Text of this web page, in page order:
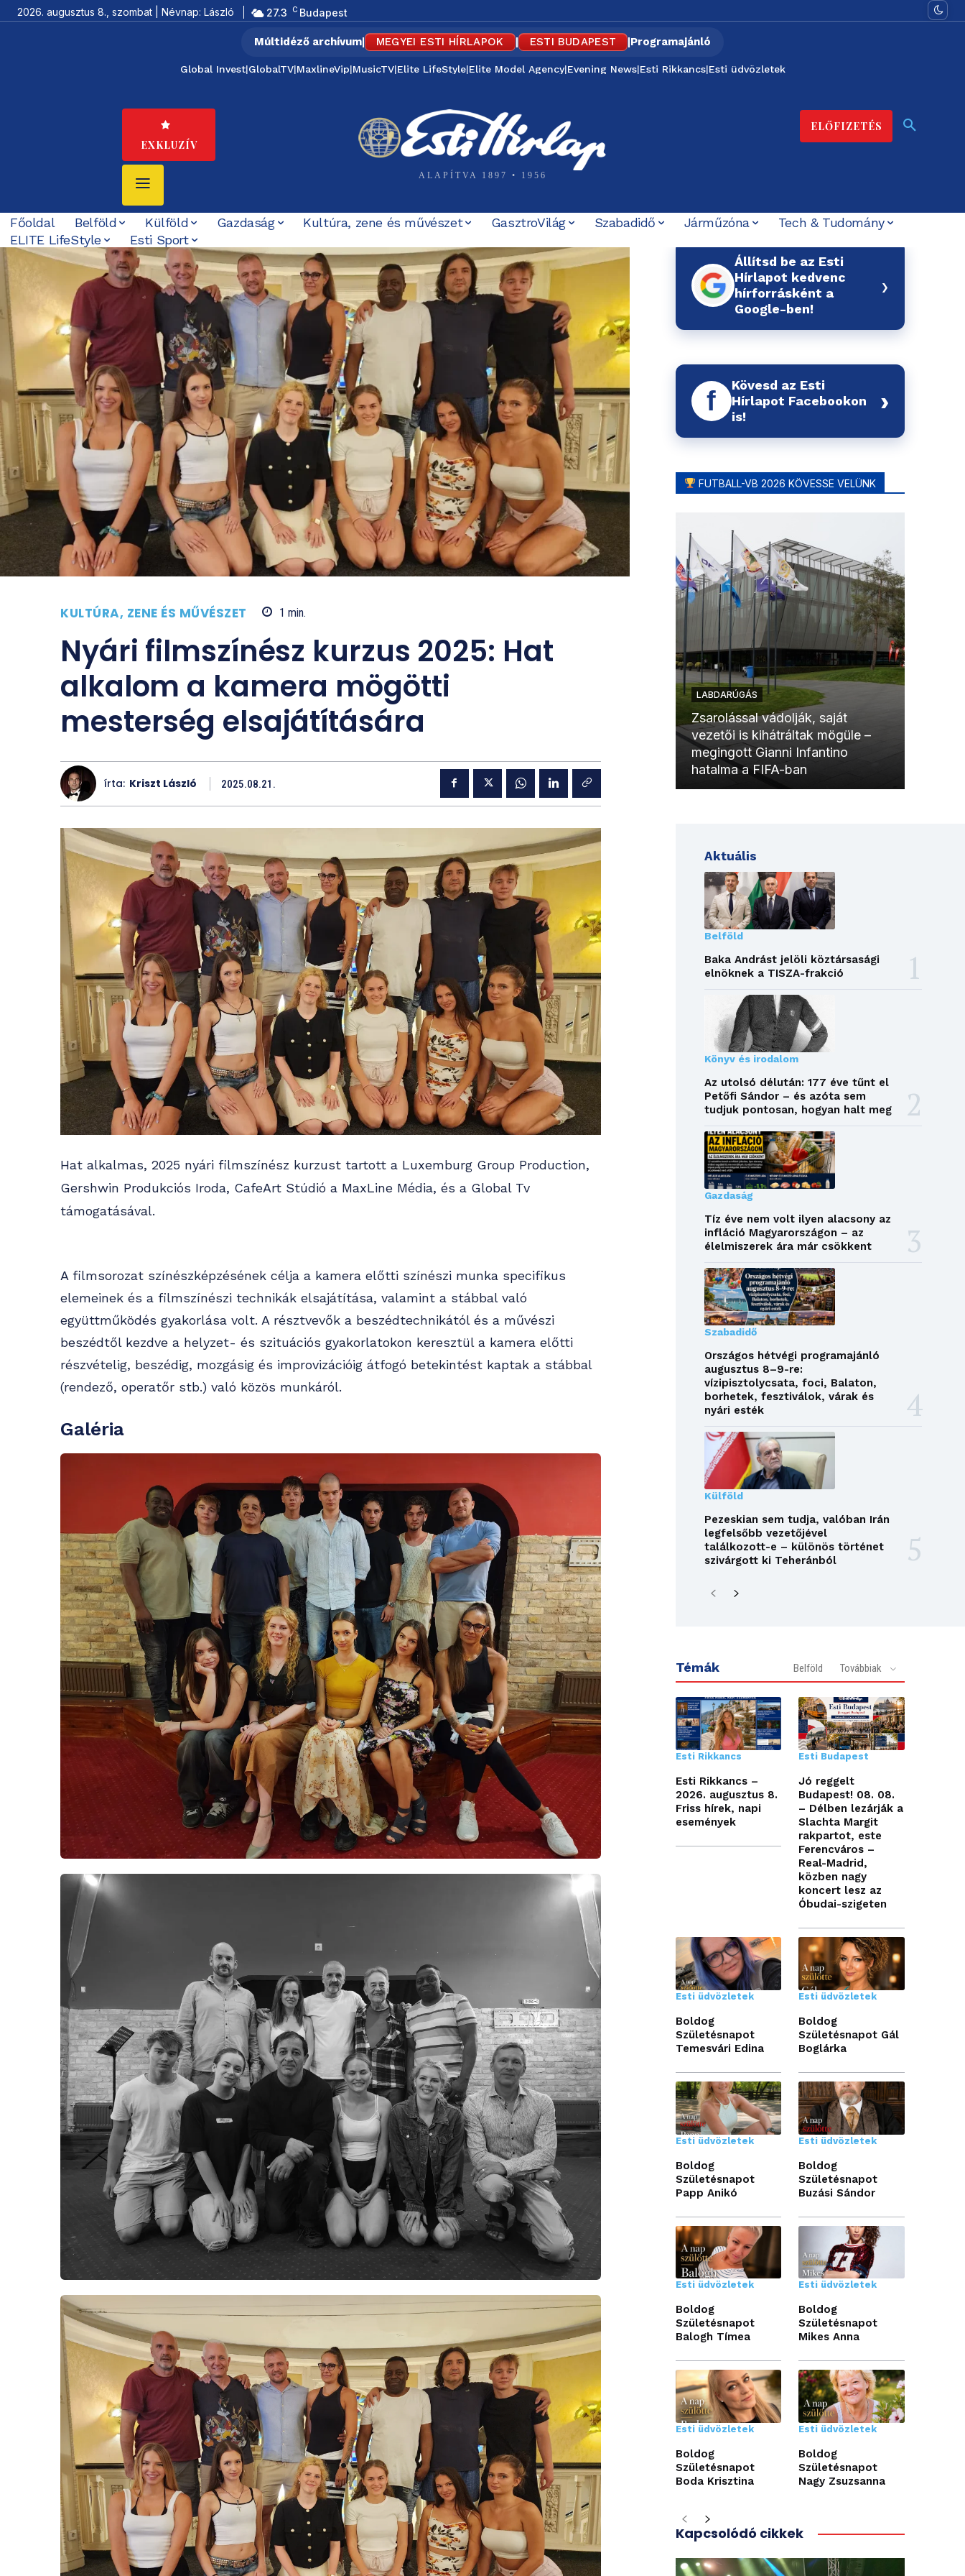
2026. augusztus 8., szombat | Névnap: László 27.3 C Budapest
Múltidéző archívum| MEGYEI ESTI HÍRLAPOK | ESTI BUDAPEST |Programajánló
Global Invest|GlobalTV|MaxlineVip|MusicTV|Elite LifeStyle|Elite Model Agency|Evening News|Esti Rikkancs|Esti üdvözletek
EXKLUZÍV
ALAPÍTVA 1897 • 1956
ELŐFIZETÉS
Főoldal Belföld Külföld Gazdaság Kultúra, zene és művészet GasztroVilág Szabadidő Járműzóna
Tech & Tudomány
ELITE LifeStyle
Esti Sport
KULTÚRA, ZENE ÉS MŰVÉSZET 1 min.
Nyári filmszínész kurzus 2025: Hat
alkalom a kamera mögötti
mesterség elsajátítására
írta: Kriszt László 2025.08.21.
Hat alkalmas, 2025 nyári filmszínész kurzust tartott a Luxemburg Group Production,
Gershwin Produkciós Iroda, CafeArt Stúdió a MaxLine Média, és a Global Tv
támogatásával.
A filmsorozat színészképzésének célja a kamera előtti színészi munka specifikus
elemeinek és a filmszínészi technikák elsajátítása, valamint a stábbal való
együttműködés gyakorlása volt. A résztvevők a beszédtechnikától és a művészi
beszédtől kezdve a helyzet- és szituációs gyakorlatokon keresztül a kamera előtti
részvételig, beszédig, mozgásig és improvizációig átfogó betekintést kaptak a stábbal
(rendező, operatőr stb.) való közös munkáról.
Galéria
Állítsd be az Esti
Hírlapot kedvenc
hírforrásként a
Google-ben!
›
f
Kövesd az Esti
Hírlapot Facebookon
is!
›
FUTBALL-VB 2026 KÖVESSE VELÜNK
LABDARÚGÁS
Zsarolással vádolják, saját
vezetői is kihátráltak mögüle –
megingott Gianni Infantino
hatalma a FIFA-ban
Aktuális
Belföld
Baka Andrást jelöli köztársasági
elnöknek a TISZA-frakció
Könyv és irodalom
Az utolsó délután: 177 éve tűnt el
Petőfi Sándor – és azóta sem
tudjuk pontosan, hogyan halt meg
Gazdaság
Tíz éve nem volt ilyen alacsony az
infláció Magyarországon – az
élelmiszerek ára már csökkent
Szabadidő
Országos hétvégi programajánló
augusztus 8–9-re:
vízipisztolycsata, foci, Balaton,
borhetek, fesztiválok, várak és
nyári esték
Külföld
Pezeskian sem tudja, valóban Irán
legfelsőbb vezetőjével
találkozott-e – különös történet
szivárgott ki Teheránból
Témák Belföld Továbbiak
Esti Rikkancs
Esti Rikkancs –
2026. augusztus 8.
Friss hírek, napi
események
Esti Budapest
Jó reggelt
Budapest! 08. 08.
– Délben lezárják a
Slachta Margit
rakpartot, este
Ferencváros –
Real-Madrid,
közben nagy
koncert lesz az
Óbudai-szigeten
Esti üdvözletek
Boldog
Születésnapot
Temesvári Edina
Esti üdvözletek
Boldog
Születésnapot Gál
Boglárka
Esti üdvözletek
Boldog
Születésnapot
Papp Anikó
Esti üdvözletek
Boldog
Születésnapot
Buzási Sándor
Esti üdvözletek
Boldog
Születésnapot
Balogh Tímea
Esti üdvözletek
Boldog
Születésnapot
Mikes Anna
Esti üdvözletek
Boldog
Születésnapot
Boda Krisztina
Esti üdvözletek
Boldog
Születésnapot
Nagy Zsuzsanna
Kapcsolódó cikkek